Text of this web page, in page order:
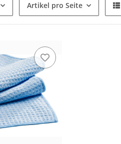
Artikel pro Seite